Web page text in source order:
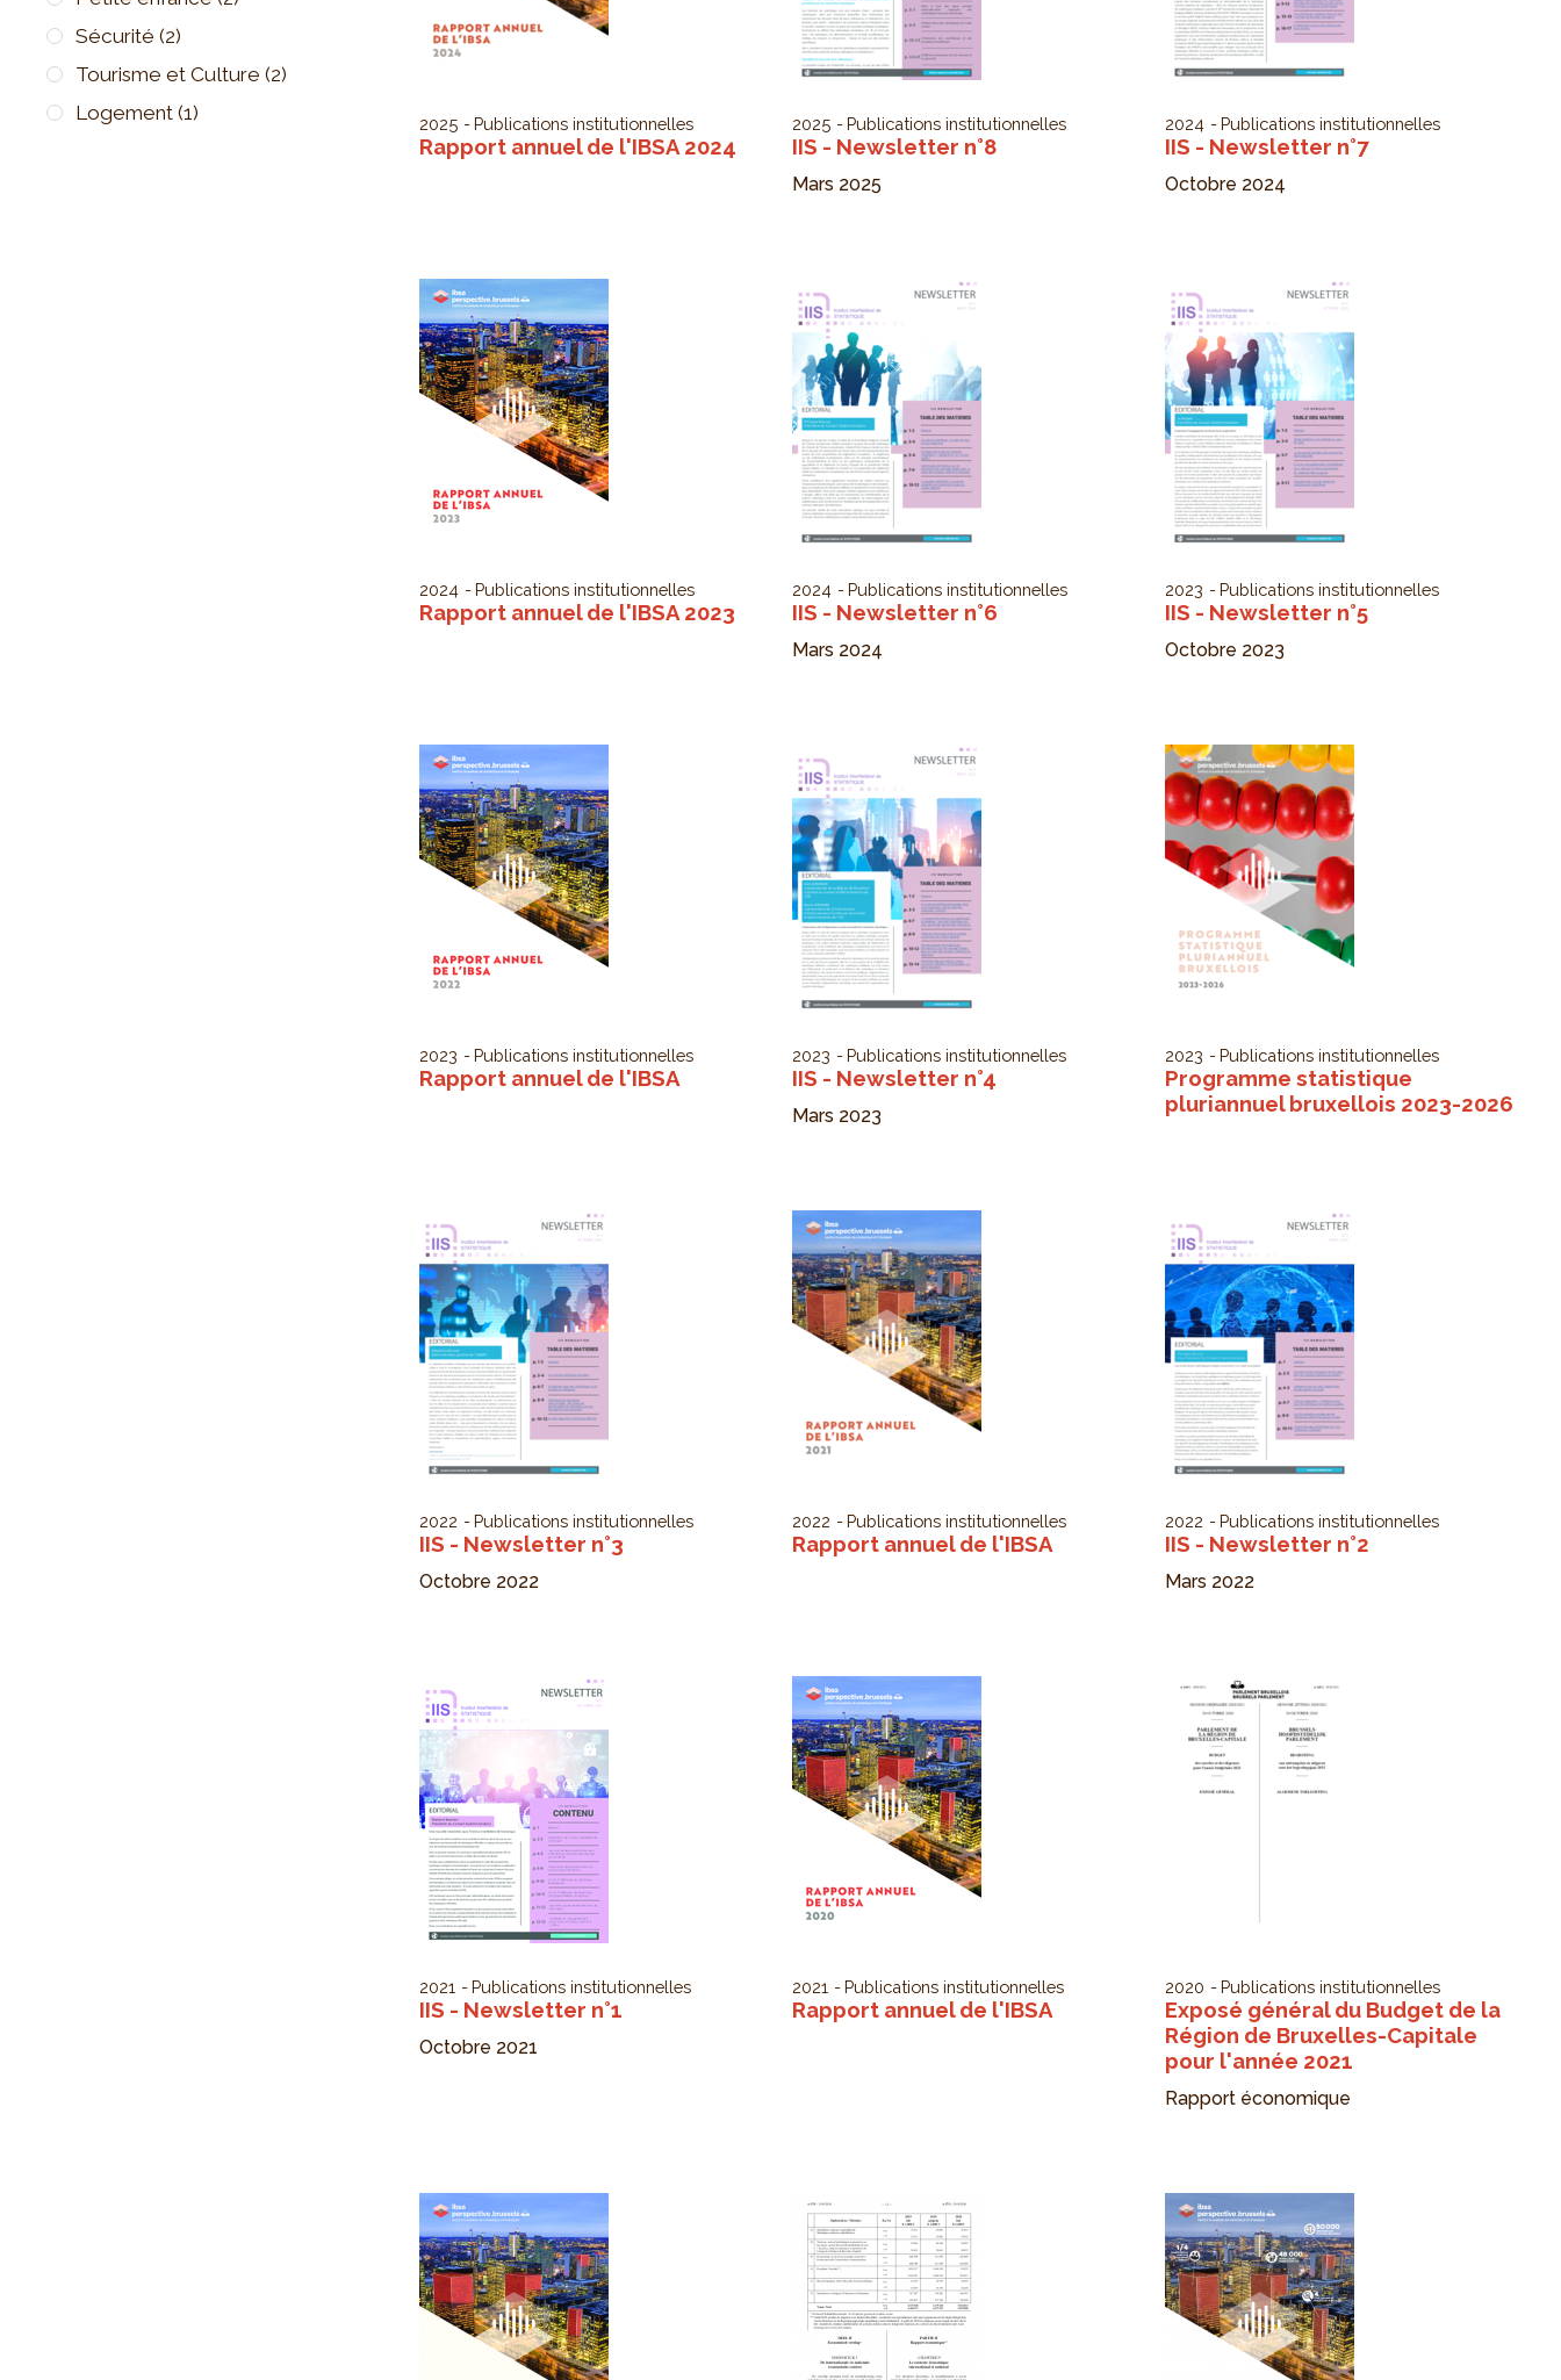
Sécurité (2)
Tourisme et Culture (2)
Logement (1) 2025 Publications institutionnelles
Rapport annuel de l'IBSA 2024
2025 Publications institutionnelles
IIS - Newsletter n°8
Mars 2025
2024 Publications institutionnelles
IIS - Newsletter n°7
Octobre 2024
2024 Publications institutionnelles
Rapport annuel de l'IBSA 2023
2024 Publications institutionnelles
IIS - Newsletter n°6
Mars 2024
2023 Publications institutionnelles
IIS - Newsletter n°5
Octobre 2023
2023 Publications institutionnelles
Rapport annuel de l'IBSA
2023 Publications institutionnelles
IIS - Newsletter n°4
Mars 2023
2023 Publications institutionnelles
Programme statistique
pluriannuel bruxellois 2023-2026
2022 Publications institutionnelles
IIS - Newsletter n°3
Octobre 2022
2022 Publications institutionnelles
Rapport annuel de l'IBSA
2022 Publications institutionnelles
IIS - Newsletter n°2
Mars 2022
2021 Publications institutionnelles
IIS - Newsletter n°1
Octobre 2021
2021 Publications institutionnelles
Rapport annuel de l'IBSA
2020 Publications institutionnelles
Exposé général du Budget de la
Région de Bruxelles-Capitale
pour l'année 2021
Rapport économique